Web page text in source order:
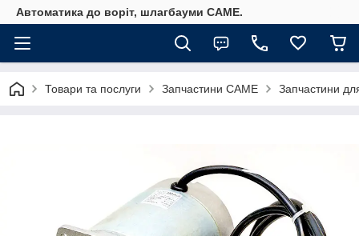
Автоматика до воріт, шлагбауми CAME.
Товари та послуги Запчастини CAME Запчастини